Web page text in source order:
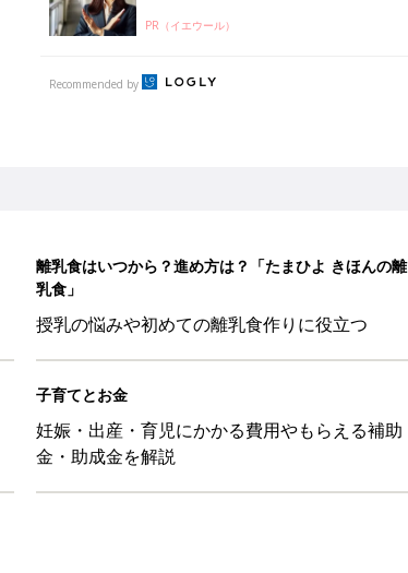
PR（イエウール）
Recommended by
離乳食はいつから？進め方は？「たまひよ きほんの離
乳食」
授乳の悩みや初めての離乳食作りに役立つ
子育てとお金
妊娠・出産・育児にかかる費用やもらえる補助
金・助成金を解説